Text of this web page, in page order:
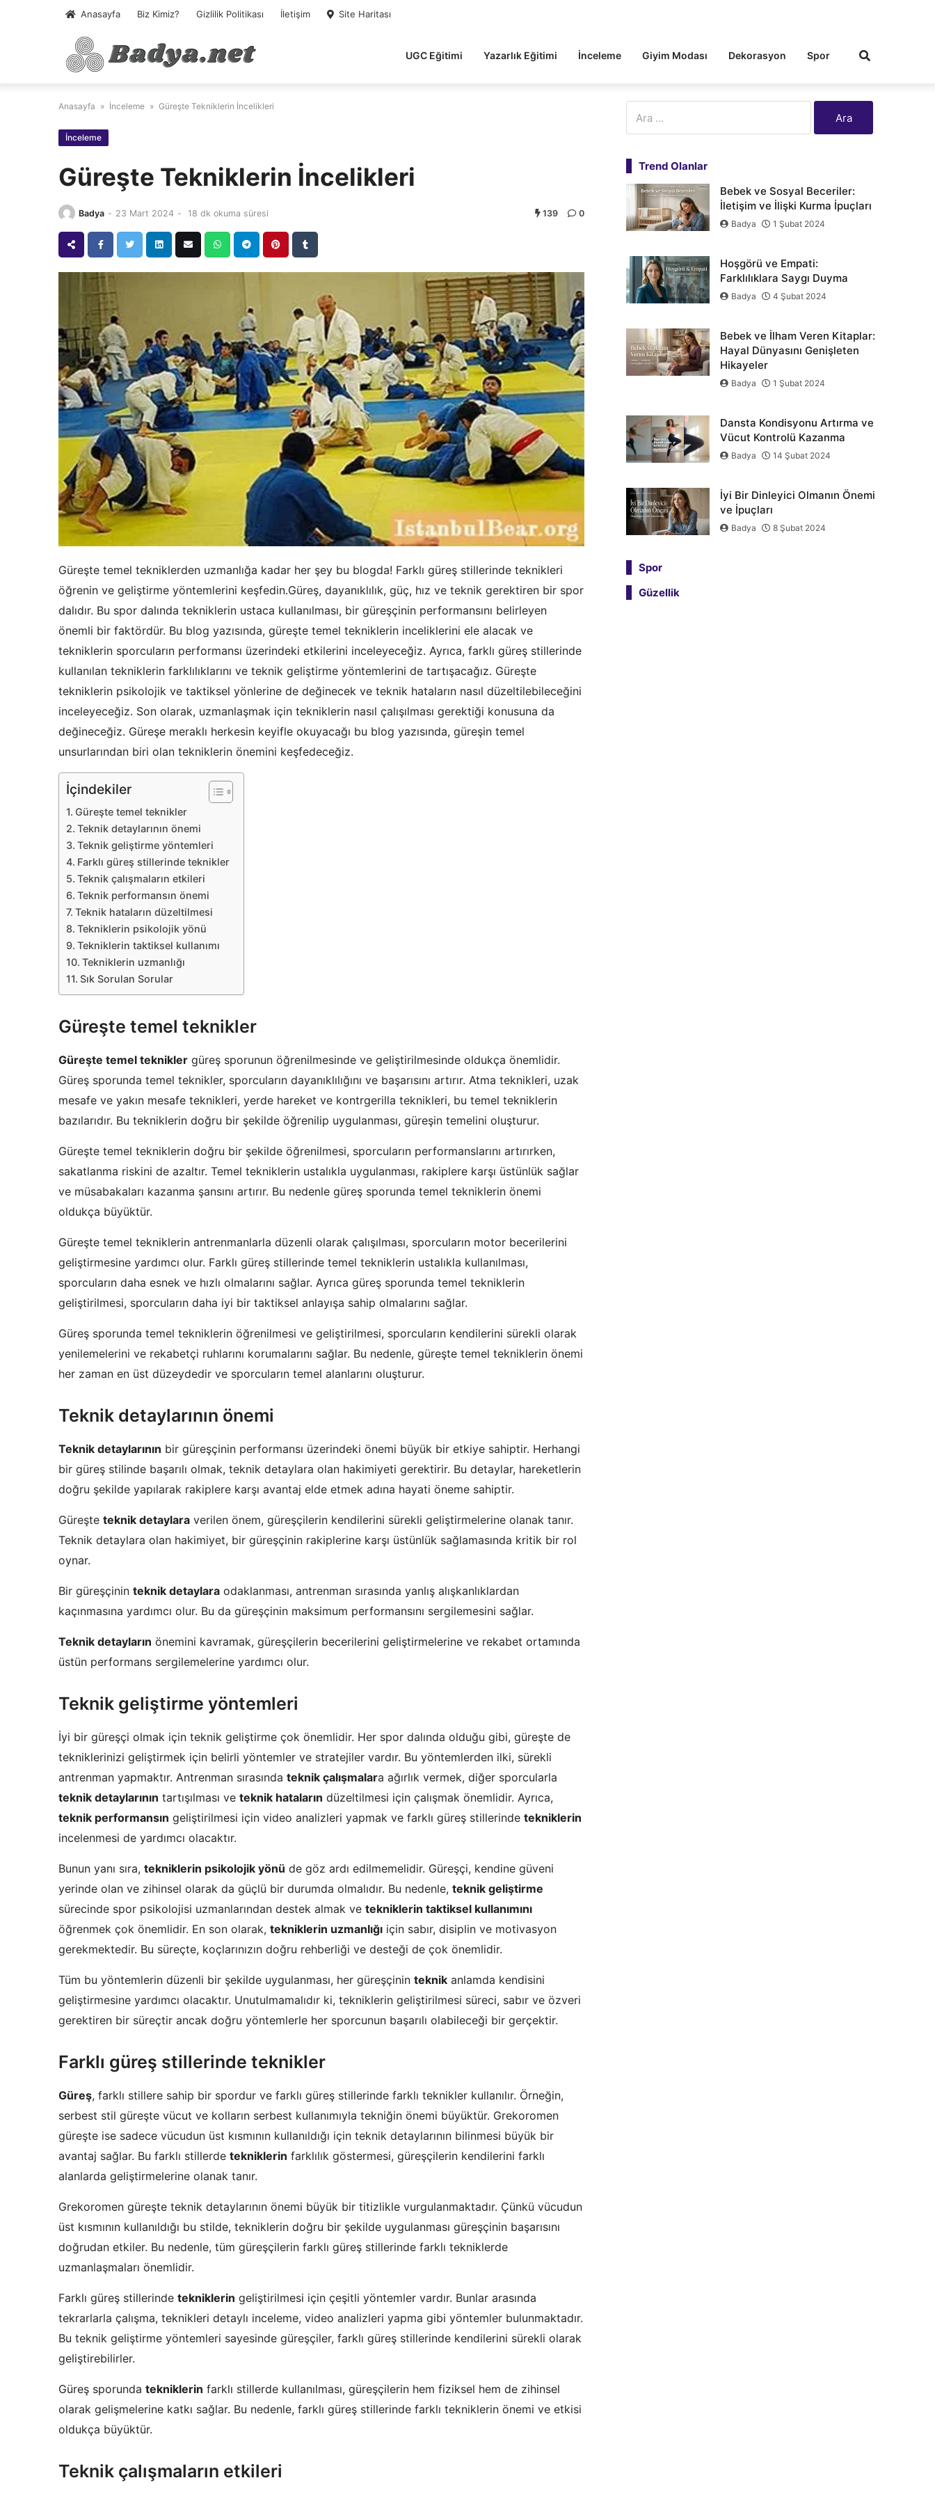
Anasayfa Biz Kimiz? Gizlilik Politikası İletişim Site Haritası
UGC Eğitimi Yazarlık Eğitimi İnceleme Giyim Modası Dekorasyon Spor
Anasayfa » İnceleme » Güreşte Tekniklerin İncelikleri
İnceleme
Güreşte Tekniklerin İncelikleri
Badya - 23 Mart 2024 - 18 dk okuma süresi 139 0
Güreşte temel tekniklerden uzmanlığa kadar her şey bu blogda! Farklı güreş stillerinde teknikleri
öğrenin ve geliştirme yöntemlerini keşfedin.Güreş, dayanıklılık, güç, hız ve teknik gerektiren bir spor
dalıdır. Bu spor dalında tekniklerin ustaca kullanılması, bir güreşçinin performansını belirleyen
önemli bir faktördür. Bu blog yazısında, güreşte temel tekniklerin inceliklerini ele alacak ve
tekniklerin sporcuların performansı üzerindeki etkilerini inceleyeceğiz. Ayrıca, farklı güreş stillerinde
kullanılan tekniklerin farklılıklarını ve teknik geliştirme yöntemlerini de tartışacağız. Güreşte
tekniklerin psikolojik ve taktiksel yönlerine de değinecek ve teknik hataların nasıl düzeltilebileceğini
inceleyeceğiz. Son olarak, uzmanlaşmak için tekniklerin nasıl çalışılması gerektiği konusuna da
değineceğiz. Güreşe meraklı herkesin keyifle okuyacağı bu blog yazısında, güreşin temel
unsurlarından biri olan tekniklerin önemini keşfedeceğiz.
İçindekiler
Güreşte temel teknikler
Teknik detaylarının önemi
Teknik geliştirme yöntemleri
Farklı güreş stillerinde teknikler
Teknik çalışmaların etkileri
Teknik performansın önemi
Teknik hataların düzeltilmesi
Tekniklerin psikolojik yönü
Tekniklerin taktiksel kullanımı
Tekniklerin uzmanlığı
Sık Sorulan Sorular
Güreşte temel teknikler
Güreşte temel teknikler güreş sporunun öğrenilmesinde ve geliştirilmesinde oldukça önemlidir.
Güreş sporunda temel teknikler, sporcuların dayanıklılığını ve başarısını artırır. Atma teknikleri, uzak
mesafe ve yakın mesafe teknikleri, yerde hareket ve kontrgerilla teknikleri, bu temel tekniklerin
bazılarıdır. Bu tekniklerin doğru bir şekilde öğrenilip uygulanması, güreşin temelini oluşturur.
Güreşte temel tekniklerin doğru bir şekilde öğrenilmesi, sporcuların performanslarını artırırken,
sakatlanma riskini de azaltır. Temel tekniklerin ustalıkla uygulanması, rakiplere karşı üstünlük sağlar
ve müsabakaları kazanma şansını artırır. Bu nedenle güreş sporunda temel tekniklerin önemi
oldukça büyüktür.
Güreşte temel tekniklerin antrenmanlarla düzenli olarak çalışılması, sporcuların motor becerilerini
geliştirmesine yardımcı olur. Farklı güreş stillerinde temel tekniklerin ustalıkla kullanılması,
sporcuların daha esnek ve hızlı olmalarını sağlar. Ayrıca güreş sporunda temel tekniklerin
geliştirilmesi, sporcuların daha iyi bir taktiksel anlayışa sahip olmalarını sağlar.
Güreş sporunda temel tekniklerin öğrenilmesi ve geliştirilmesi, sporcuların kendilerini sürekli olarak
yenilemelerini ve rekabetçi ruhlarını korumalarını sağlar. Bu nedenle, güreşte temel tekniklerin önemi
her zaman en üst düzeydedir ve sporcuların temel alanlarını oluşturur.
Teknik detaylarının önemi
Teknik detaylarının bir güreşçinin performansı üzerindeki önemi büyük bir etkiye sahiptir. Herhangi
bir güreş stilinde başarılı olmak, teknik detaylara olan hakimiyeti gerektirir. Bu detaylar, hareketlerin
doğru şekilde yapılarak rakiplere karşı avantaj elde etmek adına hayati öneme sahiptir.
Güreşte teknik detaylara verilen önem, güreşçilerin kendilerini sürekli geliştirmelerine olanak tanır.
Teknik detaylara olan hakimiyet, bir güreşçinin rakiplerine karşı üstünlük sağlamasında kritik bir rol
oynar.
Bir güreşçinin teknik detaylara odaklanması, antrenman sırasında yanlış alışkanlıklardan
kaçınmasına yardımcı olur. Bu da güreşçinin maksimum performansını sergilemesini sağlar.
Teknik detayların önemini kavramak, güreşçilerin becerilerini geliştirmelerine ve rekabet ortamında
üstün performans sergilemelerine yardımcı olur.
Teknik geliştirme yöntemleri
İyi bir güreşçi olmak için teknik geliştirme çok önemlidir. Her spor dalında olduğu gibi, güreşte de
tekniklerinizi geliştirmek için belirli yöntemler ve stratejiler vardır. Bu yöntemlerden ilki, sürekli
antrenman yapmaktır. Antrenman sırasında teknik çalışmalara ağırlık vermek, diğer sporcularla
teknik detaylarının tartışılması ve teknik hataların düzeltilmesi için çalışmak önemlidir. Ayrıca,
teknik performansın geliştirilmesi için video analizleri yapmak ve farklı güreş stillerinde tekniklerin
incelenmesi de yardımcı olacaktır.
Bunun yanı sıra, tekniklerin psikolojik yönü de göz ardı edilmemelidir. Güreşçi, kendine güveni
yerinde olan ve zihinsel olarak da güçlü bir durumda olmalıdır. Bu nedenle, teknik geliştirme
sürecinde spor psikolojisi uzmanlarından destek almak ve tekniklerin taktiksel kullanımını
öğrenmek çok önemlidir. En son olarak, tekniklerin uzmanlığı için sabır, disiplin ve motivasyon
gerekmektedir. Bu süreçte, koçlarınızın doğru rehberliği ve desteği de çok önemlidir.
Tüm bu yöntemlerin düzenli bir şekilde uygulanması, her güreşçinin teknik anlamda kendisini
geliştirmesine yardımcı olacaktır. Unutulmamalıdır ki, tekniklerin geliştirilmesi süreci, sabır ve özveri
gerektiren bir süreçtir ancak doğru yöntemlerle her sporcunun başarılı olabileceği bir gerçektir.
Farklı güreş stillerinde teknikler
Güreş, farklı stillere sahip bir spordur ve farklı güreş stillerinde farklı teknikler kullanılır. Örneğin,
serbest stil güreşte vücut ve kolların serbest kullanımıyla tekniğin önemi büyüktür. Grekoromen
güreşte ise sadece vücudun üst kısmının kullanıldığı için teknik detaylarının bilinmesi büyük bir
avantaj sağlar. Bu farklı stillerde tekniklerin farklılık göstermesi, güreşçilerin kendilerini farklı
alanlarda geliştirmelerine olanak tanır.
Grekoromen güreşte teknik detaylarının önemi büyük bir titizlikle vurgulanmaktadır. Çünkü vücudun
üst kısmının kullanıldığı bu stilde, tekniklerin doğru bir şekilde uygulanması güreşçinin başarısını
doğrudan etkiler. Bu nedenle, tüm güreşçilerin farklı güreş stillerinde farklı tekniklerde
uzmanlaşmaları önemlidir.
Farklı güreş stillerinde tekniklerin geliştirilmesi için çeşitli yöntemler vardır. Bunlar arasında
tekrarlarla çalışma, teknikleri detaylı inceleme, video analizleri yapma gibi yöntemler bulunmaktadır.
Bu teknik geliştirme yöntemleri sayesinde güreşçiler, farklı güreş stillerinde kendilerini sürekli olarak
geliştirebilirler.
Güreş sporunda tekniklerin farklı stillerde kullanılması, güreşçilerin hem fiziksel hem de zihinsel
olarak gelişmelerine katkı sağlar. Bu nedenle, farklı güreş stillerinde farklı tekniklerin önemi ve etkisi
oldukça büyüktür.
Teknik çalışmaların etkileri
Trend Olanlar
Bebek ve Sosyal Beceriler:
İletişim ve İlişki Kurma İpuçları
Badya 1 Şubat 2024
Hoşgörü ve Empati:
Farklılıklara Saygı Duyma
Badya 4 Şubat 2024
Bebek ve İlham Veren Kitaplar:
Hayal Dünyasını Genişleten
Hikayeler
Badya 1 Şubat 2024
Dansta Kondisyonu Artırma ve
Vücut Kontrolü Kazanma
Badya 14 Şubat 2024
İyi Bir Dinleyici Olmanın Önemi
ve İpuçları
Badya 8 Şubat 2024
Spor
Güzellik